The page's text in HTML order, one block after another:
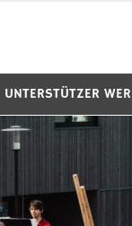
UNTERSTÜTZER